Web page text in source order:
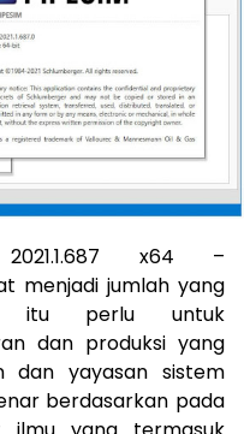
2021.1.687 x64 –
menjadi jumlah yang
itu perlu untuk
dan produksi yang
dan yayasan sistem
berdasarkan pada